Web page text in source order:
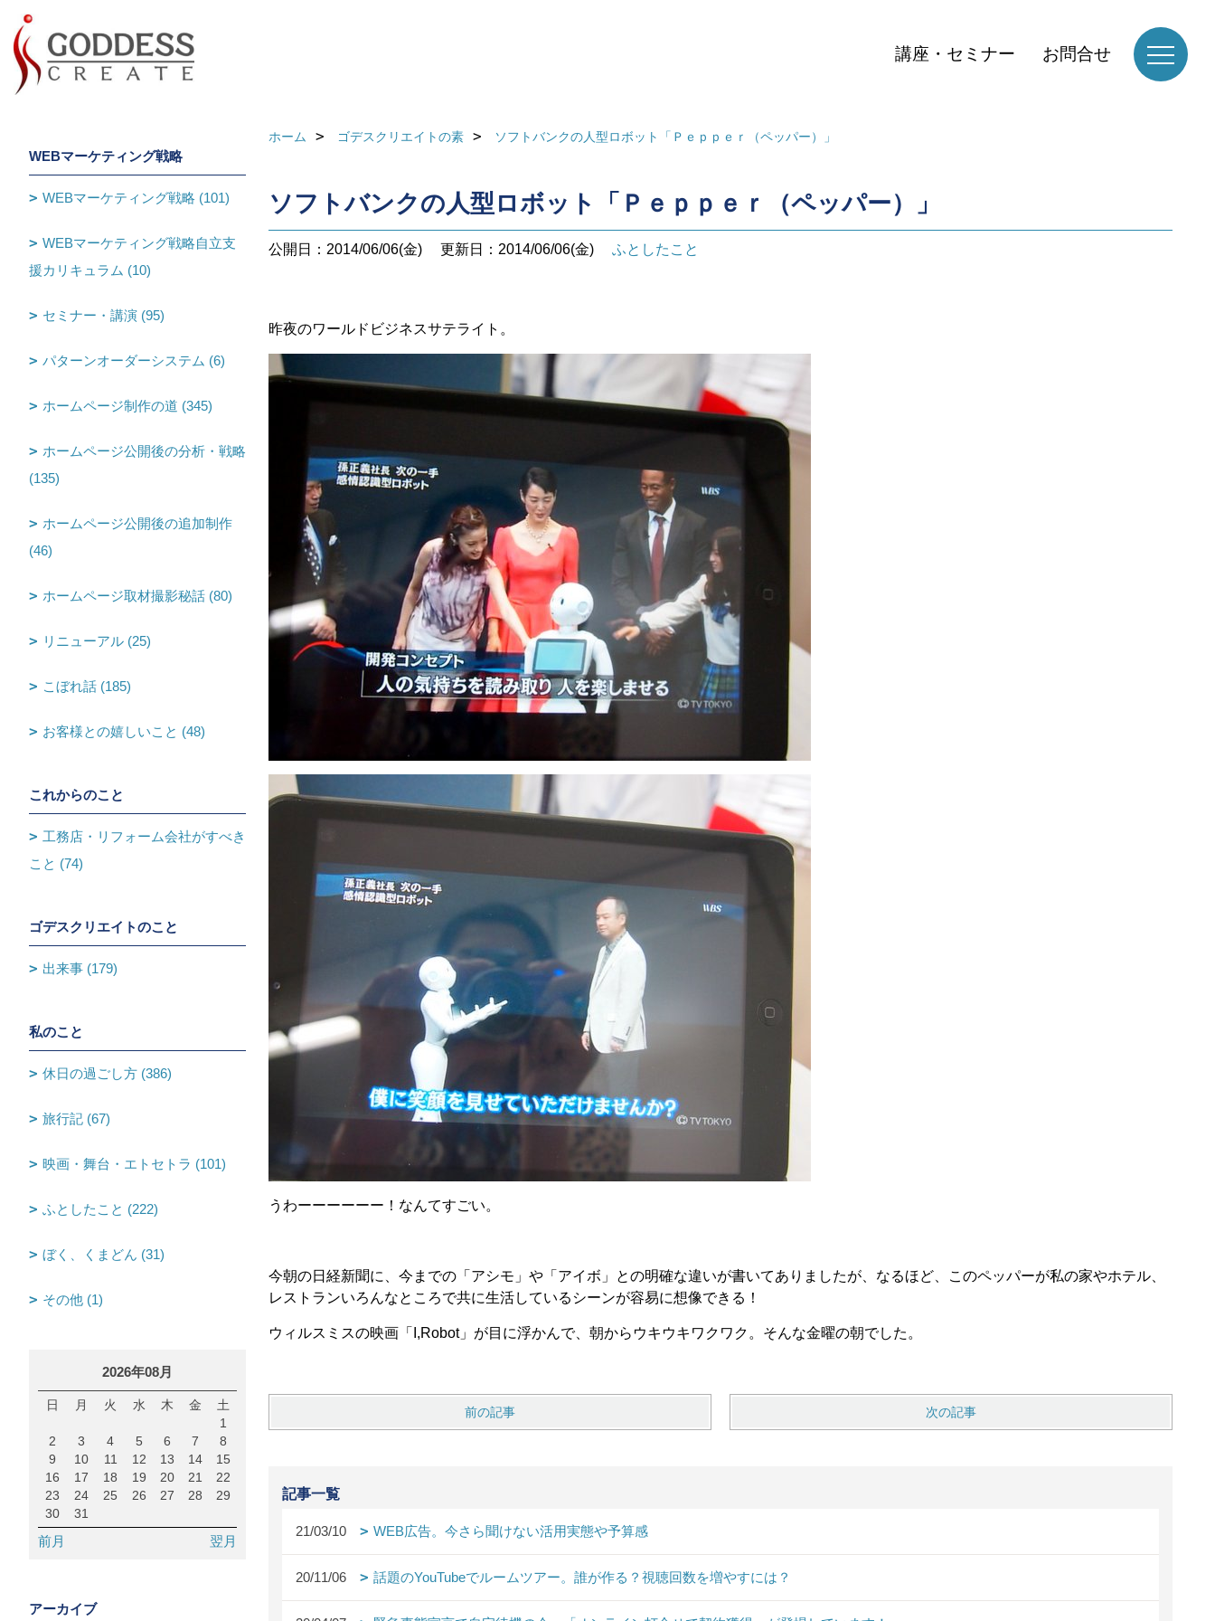
講座・セミナー お問合せ
ホーム ゴデスクリエイトの素 ソフトバンクの人型ロボット「Ｐｅｐｐｅｒ（ペッパー）」
ソフトバンクの人型ロボット「Ｐｅｐｐｅｒ（ペッパー）」
公開日：2014/06/06(金) 更新日：2014/06/06(金) ふとしたこと
昨夜のワールドビジネスサテライト。
うわーーーーーー！なんてすごい。
今朝の日経新聞に、今までの「アシモ」や「アイボ」との明確な違いが書いてありましたが、なるほど、このペッパーが私の家やホテル、
レストランいろんなところで共に生活しているシーンが容易に想像できる！
ウィルスミスの映画「I,Robot」が目に浮かんで、朝からウキウキワクワク。そんな金曜の朝でした。
前の記事 次の記事
記事一覧
21/03/10 WEB広告。今さら聞けない活用実態や予算感
20/11/06 話題のYouTubeでルームツアー。誰が作る？視聴回数を増やすには？
WEBマーケティング戦略
WEBマーケティング戦略 (101)
WEBマーケティング戦略自立支
援カリキュラム (10)
セミナー・講演 (95)
パターンオーダーシステム (6)
ホームページ制作の道 (345)
ホームページ公開後の分析・戦略
(135)
ホームページ公開後の追加制作
(46)
ホームページ取材撮影秘話 (80)
リニューアル (25)
こぼれ話 (185)
お客様との嬉しいこと (48)
これからのこと
工務店・リフォーム会社がすべき
こと (74)
ゴデスクリエイトのこと
出来事 (179)
私のこと
休日の過ごし方 (386)
旅行記 (67)
映画・舞台・エトセトラ (101)
ふとしたこと (222)
ぼく、くまどん (31)
その他 (1)
2026年08月
日 月 火 水 木 金
土
1
2
3 4 5 6 7
8
9
10 11 12 13 14
15
16
17 18 19 20 21
22
23
24 25 26 27 28
29
30
31
前月 翌月
アーカイブ